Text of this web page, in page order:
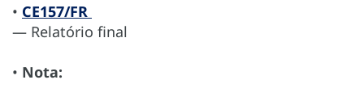
• CE157/FR
— Relatório final
• Nota: